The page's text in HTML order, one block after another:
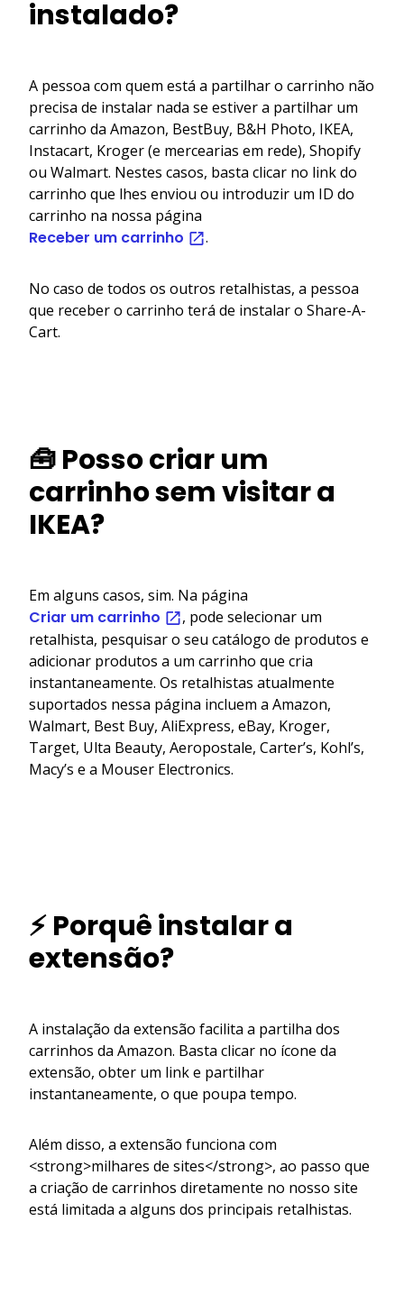
instalado?
A pessoa com quem está a partilhar o carrinho não
precisa de instalar nada se estiver a partilhar um
carrinho da Amazon, BestBuy, B&H Photo, IKEA,
Instacart, Kroger (e mercearias em rede), Shopify
ou Walmart. Nestes casos, basta clicar no link do
carrinho que lhes enviou ou introduzir um ID do
carrinho na nossa página
Receber um carrinho .
No caso de todos os outros retalhistas, a pessoa
que receber o carrinho terá de instalar o Share-A-
Cart.
🧰 Posso criar um
carrinho sem visitar a
IKEA?
Em alguns casos, sim. Na página
Criar um carrinho
, pode selecionar um
retalhista, pesquisar o seu catálogo de produtos e
adicionar produtos a um carrinho que cria
instantaneamente. Os retalhistas atualmente
suportados nessa página incluem a Amazon,
Walmart, Best Buy, AliExpress, eBay, Kroger,
Target, Ulta Beauty, Aeropostale, Carter’s, Kohl’s,
Macy’s e a Mouser Electronics.
⚡ Porquê instalar a
extensão?
A instalação da extensão facilita a partilha dos
carrinhos da Amazon. Basta clicar no ícone da
extensão, obter um link e partilhar
instantaneamente, o que poupa tempo.
Além disso, a extensão funciona com
<strong>milhares de sites</strong>, ao passo que
a criação de carrinhos diretamente no nosso site
está limitada a alguns dos principais retalhistas.